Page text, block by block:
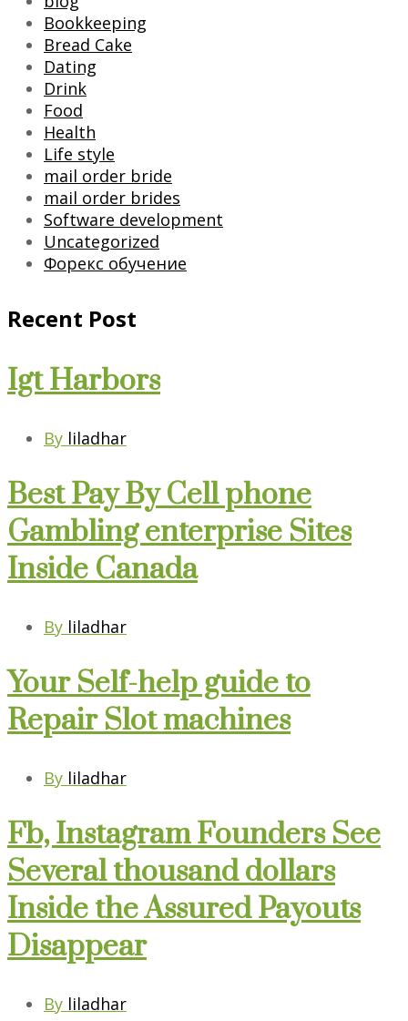
Bookkeeping
Bread Cake
Dating
Drink
Food
Health
Life style
mail order bride
mail order brides
Software development
Uncategorized
Форекс обучение
Recent Post
Igt Harbors
By liladhar
Best Pay By Cell phone
Gambling enterprise Sites
Inside Canada
By liladhar
Your Self-help guide to
Repair Slot machines
By liladhar
Fb, Instagram Founders See
Several thousand dollars
Inside the Assured Payouts
Disappear
By liladhar